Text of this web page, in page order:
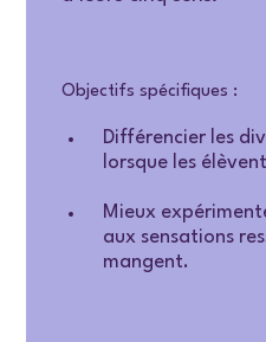
Objectifs spécifiques :
Différencier les
lorsque les
Mieux
aux sensations
mangent.